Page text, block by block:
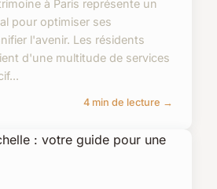
à Paris représente un
pour optimiser ses
l'avenir. Les résidents
d'une multitude de services
4 min de lecture →